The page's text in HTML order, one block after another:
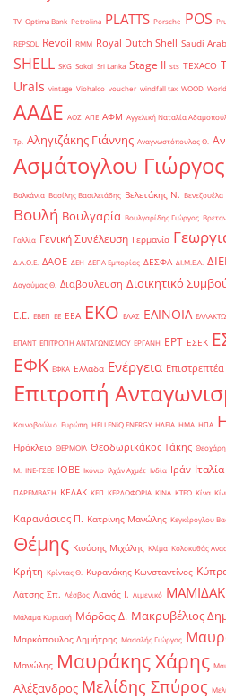
TV Optima Bank Petrolina PLATTS Porsche POS
REPSOL Revoil RMM Royal Dutch Shell Saudi
SHELL SKG Sokol Sri Lanka Stage II sts TEXACO
Urals vintage Viohalco voucher windfall tax WOOD
ΑΑΔΕ ΑΟΖ ΑΠΕ ΑΦΜ Αγγελική Ναταλία
Τρ. Αληγιζάκης Γιάννης Αναγνωστόπουλος Θ.
Ασμάτογλου Γιώργος
Βαλκάνια Βασίλης Βασιλειάδης Βελετάκης Ν. Βενεζουέλα
Βουλή Βουλγαρία Βουλγαρίδης Γιώργος
Γαλλία Γενική Συνέλευση Γερμανία
Δ.Α.Ο.Ε. ΔΑΟΕ ΔΕΗ ΔΕΠΑ Εμπορίας ΔΕΣΦΑ ΔΙ.Μ.Ε.Α.
Δαγούμας Θ. Διαβούλευση Διοικητικό
Ε.Ε. ΕΒΕΠ ΕΕ ΕΕΑ ΕΚΟ ΕΛΑΣ ΕΛΙΝΟΙΛ
ΕΠΑΝΤ ΕΠΙΤΡΟΠΗ ΑΝΤΑΓΩΝΙΣΜΟΥ ΕΡΓΑΝΗ ΕΡΤ ΕΣΕΚ
ΕΦΚ ΕΦΚΑ Ελλάδα Ενέργεια
Επιτροπή
Κοινοβούλιο Ευρώπη ΗELLENiQ ENERGY ΗΛΕΙΑ ΗΜΑ ΗΠΑ
Ηράκλειο ΘΕΡΜΟΙΛ Θεοδωρικάκος Τάκης
Μ. ΙΝΕ-ΓΣΕΕ ΙΟΒΕ Ικόνιο Ιλχάν Αχμέτ Ινδία Ιράν Ιταλία
ΠΑΡΕΜΒΑΣΗ ΚΕΔΑΚ ΚΕΠ ΚΕΡΔΟΦΟΡΙΑ ΚΙΝΑ ΚΤΕΟ Κίνα
Καρανάσιος Π. Κατρίνης Μανώλης Κεγκέρογλου
Θέμης Κιούσης Μιχάλης Κλίμα Κολοκυθάς
Κρήτη Κρίντας Θ. Κυρανάκης Κωνσταντίνος
Λάτσης Σπ. Λέσβος Λιανός Ι. Λιμενικό
Μάλαμα Κυριακή Μάρδας Δ. Μακρυβέλιος
Μαρκόπουλος Δημήτρης Μασαλής Γιώργος
Μανώλης Μαυράκης Χάρης
Αλέξανδρος Μελίδης Σπύρος